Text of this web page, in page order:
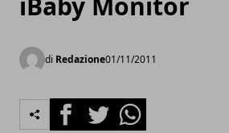
di Redazione01/11/2011
FacebookTwitterWhatsapp